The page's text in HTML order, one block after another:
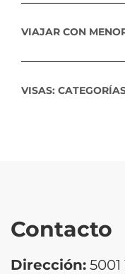
VIAJAR CON
VISAS:
Contacto
Dirección: